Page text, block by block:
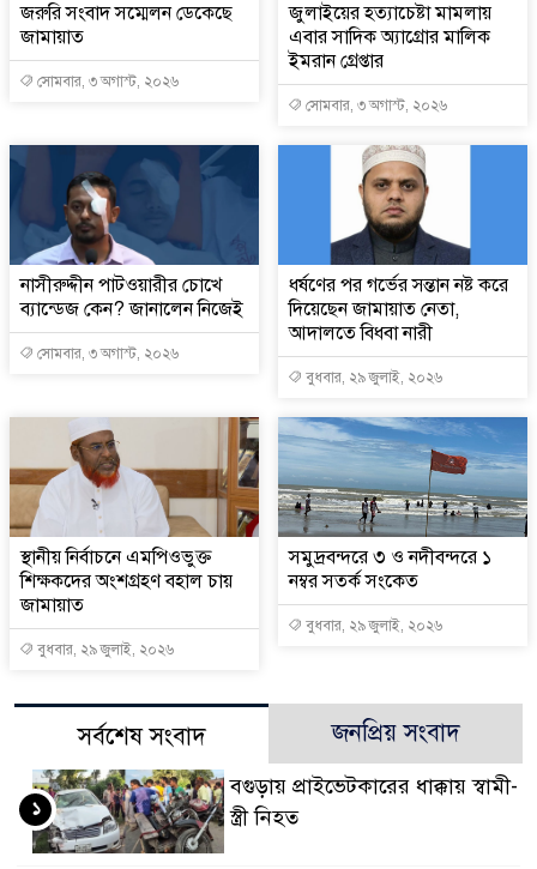
জরুরি সংবাদ সম্মেলন ডেকেছে
জামায়াত
সোমবার, ৩ অগাস্ট, ২০২৬
জুলাইয়ের হত্যাচেষ্টা মামলায়
এবার সাদিক অ্যাগ্রোর মালিক
ইমরান গ্রেপ্তার
সোমবার, ৩ অগাস্ট, ২০২৬
নাসীরুদ্দীন পাটওয়ারীর চোখে
ব্যান্ডেজ কেন? জানালেন নিজেই
সোমবার, ৩ অগাস্ট, ২০২৬
ধর্ষণের পর গর্ভের সন্তান নষ্ট করে
দিয়েছেন জামায়াত নেতা,
আদালতে বিধবা নারী
বুধবার, ২৯ জুলাই, ২০২৬
স্থানীয় নির্বাচনে এমপিওভুক্ত
শিক্ষকদের অংশগ্রহণ বহাল চায়
জামায়াত
বুধবার, ২৯ জুলাই, ২০২৬
সমুদ্রবন্দরে ৩ ও নদীবন্দরে ১
নম্বর সতর্ক সংকেত
বুধবার, ২৯ জুলাই, ২০২৬
সর্বশেষ সংবাদ জনপ্রিয় সংবাদ
বগুড়ায় প্রাইভেটকারের ধাক্কায় স্বামী-
স্ত্রী নিহত
১